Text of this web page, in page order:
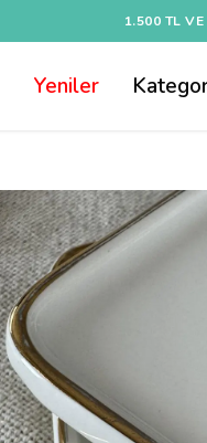
1.500 TL VE
Yeniler